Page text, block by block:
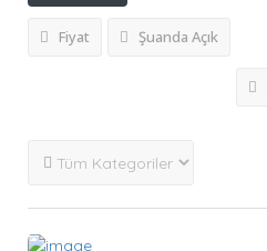
Fiyat Şuanda Açık